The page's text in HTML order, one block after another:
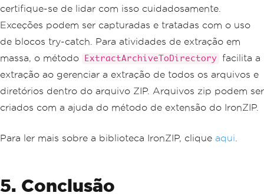
}
{
// Handle exception an
                _logger
. LogError ( ex,
"An error occurred while extracting th
return
RedirectToActio
n ("Error");
return RedirectToAction("G
}
certifique-se de lidar com isso cuidadosamente.
Exceções podem ser capturadas e tratadas com o uso
de blocos try-catch. Para atividades de extração em
massa, o método
ExtractArchiveToDirectory facilita a
extração ao gerenciar a extração de todos os arquivos e
diretórios dentro do arquivo ZIP. Arquivos zip podem ser
criados com a ajuda do método de extensão do IronZIP.
Para ler mais sobre a biblioteca IronZIP, clique aqui
5. Conclusão